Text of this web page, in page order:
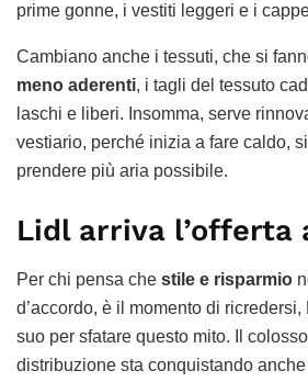
prime gonne, i vestiti leggeri e i
Cambiano anche i tessuti, che si
meno aderenti, i tagli del tessuto
laschi e liberi. Insomma, serve
vestiario, perché inizia a fare caldo,
prendere più aria possibile.
Lidl arriva l’offerta
Per chi pensa che stile e risparmio
d’accordo, è il momento di ricredersi,
suo per sfatare questo mito. Il
distribuzione sta conquistando